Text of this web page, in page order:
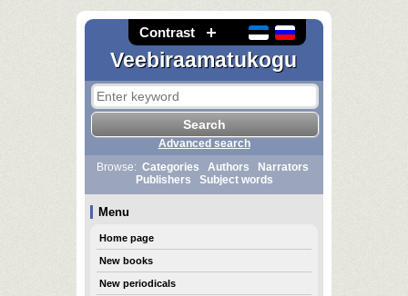
Contrast
Veebiraamatukogu
Advanced search
Browse: Categories Authors
Narrators
Publishers
Subject words
Menu
Home page
New books
New periodicals